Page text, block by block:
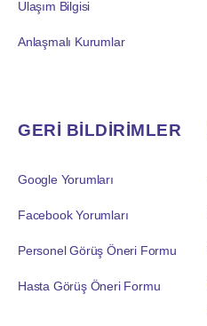
Ulaşım Bilgisi
Anlaşmalı Kurumlar
GERİ BİLDİRİMLER
Google Yorumları
Facebook Yorumları
Personel Görüş Öneri Formu
Hasta Görüş Öneri Formu